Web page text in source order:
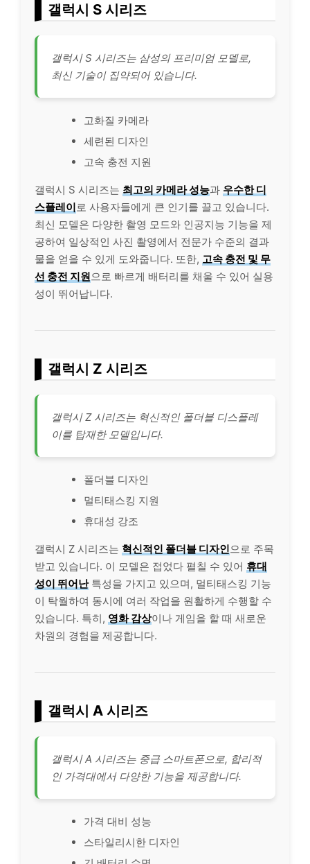
갤럭시 S 시리즈
갤럭시 S 시리즈는 삼성의 프리미엄 모델로,
최신 기술이 집약되어 있습니다.
고화질 카메라
세련된 디자인
고속 충전 지원
갤럭시 S 시리즈는 최고의 카메라 성능과 우수한 디
스플레이로 사용자들에게 큰 인기를 끌고 있습니다.
최신 모델은 다양한 촬영 모드와 인공지능 기능을 제
공하여 일상적인 사진 촬영에서 전문가 수준의 결과
물을 얻을 수 있게 도와줍니다. 또한, 고속 충전 및 무
선 충전 지원으로 빠르게 배터리를 채울 수 있어 실용
성이 뛰어납니다.
갤럭시 Z 시리즈
갤럭시 Z 시리즈는 혁신적인 폴더블 디스플레
이를 탑재한 모델입니다.
폴더블 디자인
멀티태스킹 지원
휴대성 강조
갤럭시 Z 시리즈는 혁신적인 폴더블 디자인으로 주목
받고 있습니다. 이 모델은 접었다 펼칠 수 있어 휴대
성이 뛰어난특성을 가지고 있으며, 멀티태스킹 기능
이 탁월하여 동시에 여러 작업을 원활하게 수행할 수
있습니다. 특히, 영화 감상이나 게임을 할 때 새로운
차원의 경험을 제공합니다.
갤럭시 A 시리즈
갤럭시 A 시리즈는 중급 스마트폰으로, 합리적
인 가격대에서 다양한 기능을 제공합니다.
가격 대비 성능
스타일리시한 디자인